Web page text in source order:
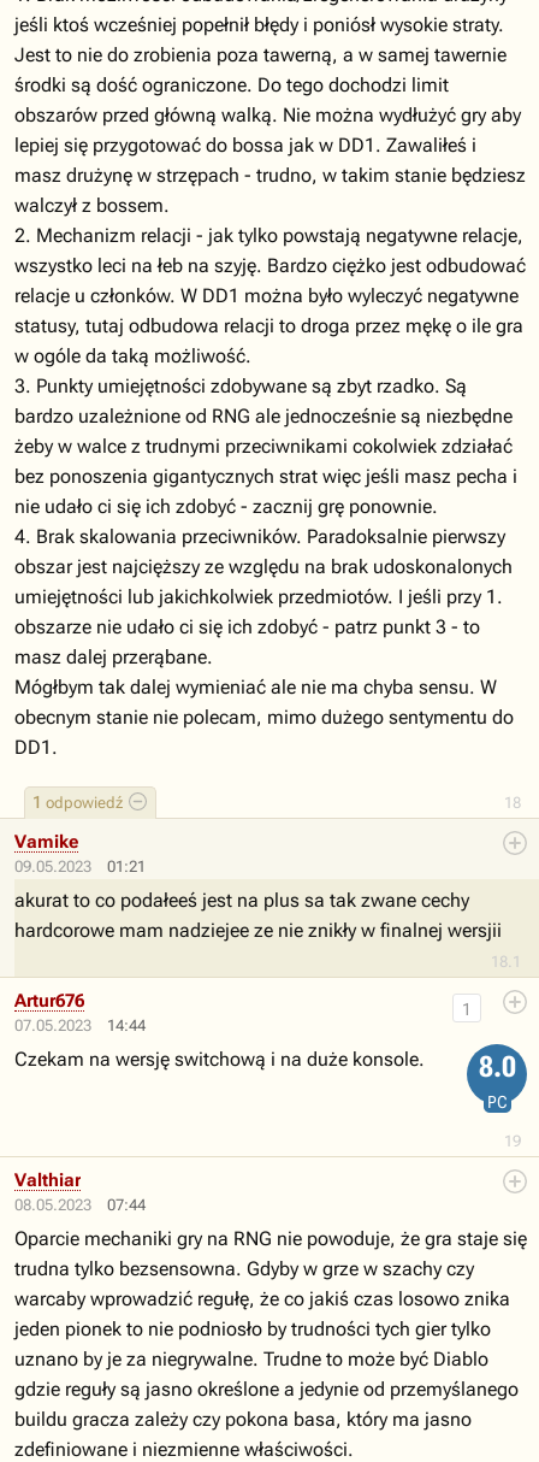
18
1 odpowiedź
jeśli ktoś wcześniej popełnił błędy i poniósł wysokie straty.
Jest to nie do zrobienia poza tawerną, a w samej tawernie
środki są dość ograniczone. Do tego dochodzi limit
obszarów przed główną walką. Nie można wydłużyć gry aby
lepiej się przygotować do bossa jak w DD1. Zawaliłeś i
masz drużynę w strzępach - trudno, w takim stanie będziesz
walczył z bossem.
2. Mechanizm relacji - jak tylko powstają negatywne relacje,
wszystko leci na łeb na szyję. Bardzo ciężko jest odbudować
relacje u członków. W DD1 można było wyleczyć negatywne
statusy, tutaj odbudowa relacji to droga przez mękę o ile gra
w ogóle da taką możliwość.
3. Punkty umiejętności zdobywane są zbyt rzadko. Są
bardzo uzależnione od RNG ale jednocześnie są niezbędne
żeby w walce z trudnymi przeciwnikami cokolwiek zdziałać
bez ponoszenia gigantycznych strat więc jeśli masz pecha i
nie udało ci się ich zdobyć - zacznij grę ponownie.
4. Brak skalowania przeciwników. Paradoksalnie pierwszy
obszar jest najcięższy ze względu na brak udoskonalonych
umiejętności lub jakichkolwiek przedmiotów. I jeśli przy 1.
obszarze nie udało ci się ich zdobyć - patrz punkt 3 - to
masz dalej przerąbane.
Mógłbym tak dalej wymieniać ale nie ma chyba sensu. W
obecnym stanie nie polecam, mimo dużego sentymentu do
DD1.
09.05.2023 01:21
18.1
Vamike
akurat to co podałeeś jest na plus sa tak zwane cechy
hardcorowe mam nadziejee ze nie znikły w finalnej wersjii
07.05.2023 14:44
19
1
Artur676
8.0
PC
Czekam na wersję switchową i na duże konsole.
08.05.2023 07:44
Valthiar
Oparcie mechaniki gry na RNG nie powoduje, że gra staje się
trudna tylko bezsensowna. Gdyby w grze w szachy czy
warcaby wprowadzić regułę, że co jakiś czas losowo znika
jeden pionek to nie podniosło by trudności tych gier tylko
uznano by je za niegrywalne. Trudne to może być Diablo
gdzie reguły są jasno określone a jedynie od przemyślanego
buildu gracza zależy czy pokona basa, który ma jasno
zdefiniowane i niezmienne właściwości.